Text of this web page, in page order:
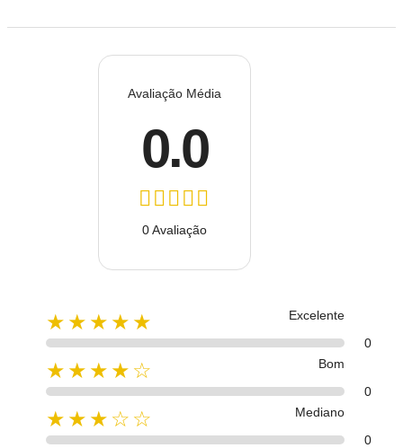
Avaliação Média
0.0
0 Avaliação
★★★★★
Excelente
0
★★★★☆
Bom
0
★★★☆☆
Mediano
0